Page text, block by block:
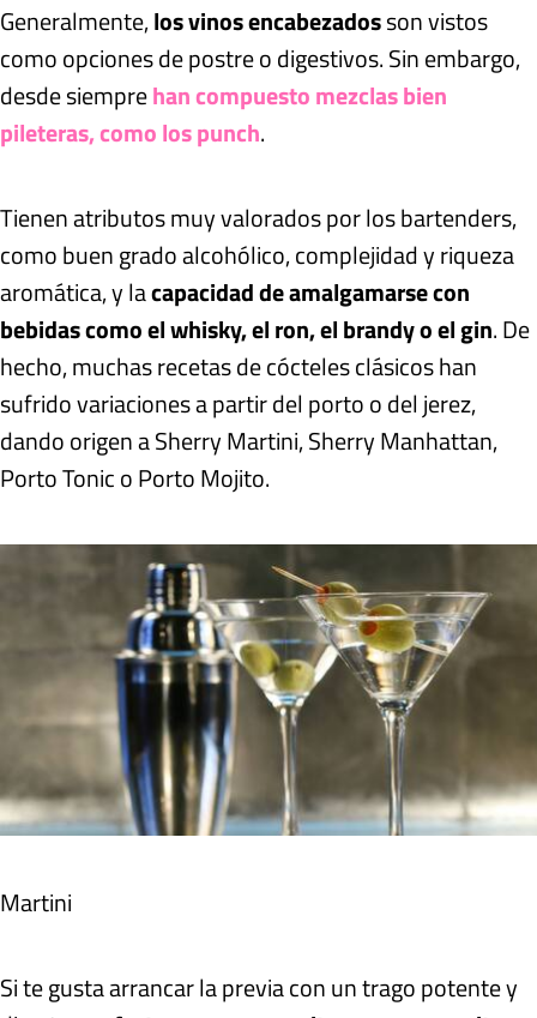
Generalmente,los vinos encabezadosson vistos
como opciones de postre o digestivos. Sin embargo,
desde siemprehan compuesto mezclas bien
pileteras, como los punch.
Tienen atributos muy valorados por los bartenders,
como buen grado alcohólico, complejidad y riqueza
aromática, y lacapacidad de amalgamarse con
bebidas como el whisky, el ron, el brandy o el gin. De
hecho, muchas recetas de cócteles clásicos han
sufrido variaciones a partir del porto o del jerez,
dando origen a Sherry Martini, Sherry Manhattan,
Porto Tonic o Porto Mojito.
Martini
Si te gusta arrancar la previa con un trago potente y